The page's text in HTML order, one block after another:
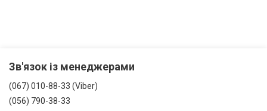
Зв'язок із менеджерами
(067) 010-88-33 (Viber)
(056) 790-38-33